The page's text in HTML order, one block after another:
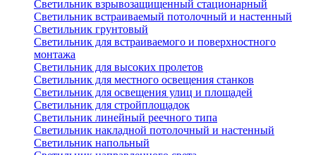
Светильник взрывозащищенный стационарный
Светильник встраиваемый потолочный и настенный
Светильник грунтовый
Светильник для встраиваемого и поверхностного
монтажа
Светильник для высоких пролетов
Светильник для местного освещения станков
Светильник для освещения улиц и площадей
Светильник для стройплощадок
Светильник линейный реечного типа
Светильник накладной потолочный и настенный
Светильник напольный